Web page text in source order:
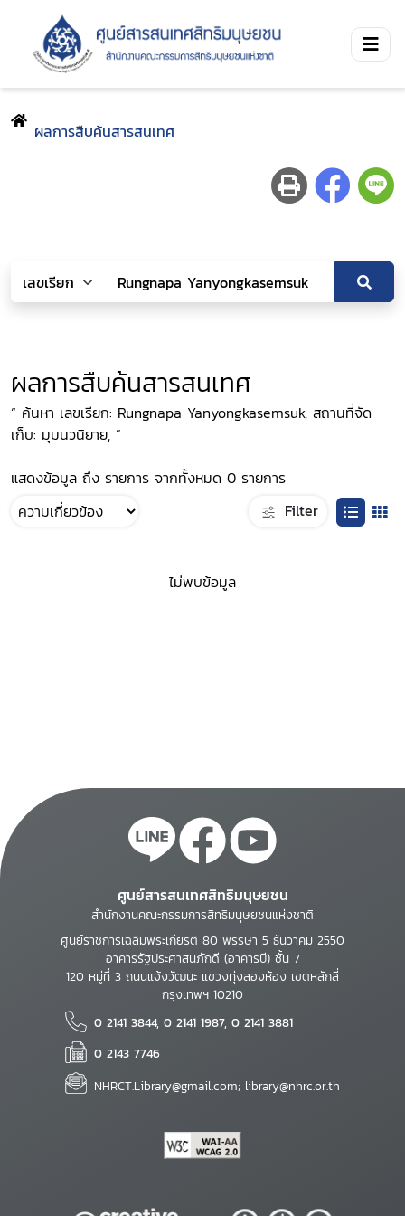
ผลการสืบค้นสารสนเทศ
ผลการสืบค้นสารสนเทศ
“ ค้นหา เลขเรียก: Rungnapa Yanyongkasemsuk, สถานที่จัด
เก็บ: มุมนวนิยาย, ”
แสดงข้อมูล ถึง รายการ จากทั้งหมด 0 รายการ
Filter
ไม่พบข้อมูล
ศูนย์สารสนเทศสิทธิมนุษยชน
สำนักงานคณะกรรมการสิทธิมนุษยชนแห่งชาติ
ศูนย์ราชการเฉลิมพระเกียรติ 80 พรรษา 5 ธันวาคม 2550
อาคารรัฐประศาสนภักดี (อาคารบี) ชั้น 7
120 หมู่ที่ 3 ถนนแจ้งวัฒนะ แขวงทุ่งสองห้อง เขตหลักสี่
กรุงเทพฯ 10210
0 2141 3844, 0 2141 1987, 0 2141 3881
0 2143 7746
NHRCT.Library@gmail.com; library@nhrc.or.th